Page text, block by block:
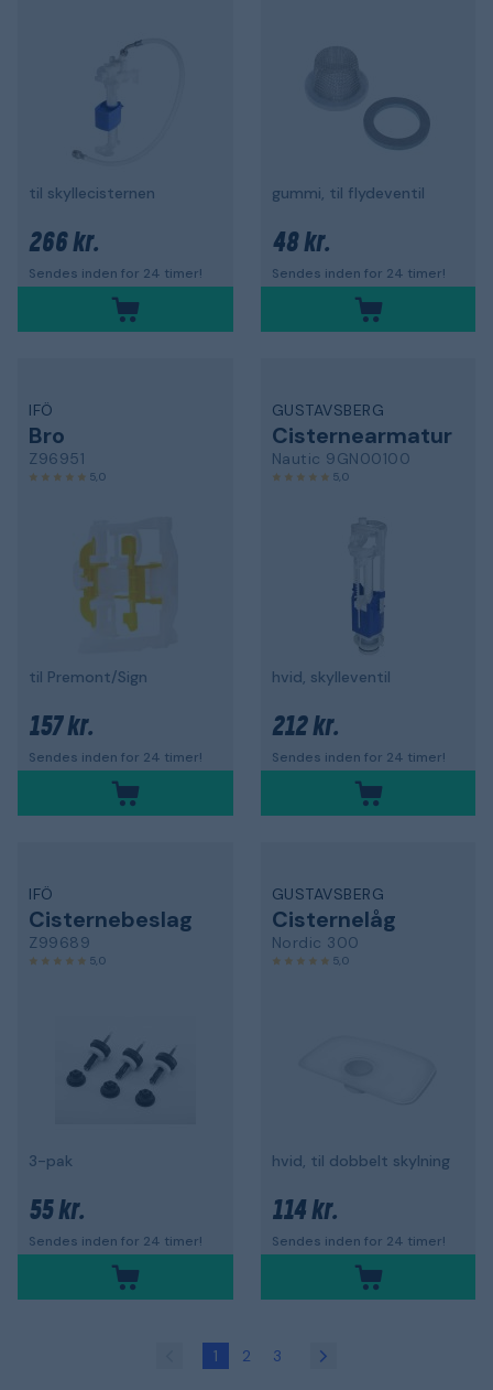
til skyllecisternen
266 kr.
Sendes inden for 24 timer!
gummi, til flydeventil
48 kr.
Sendes inden for 24 timer!
IFÖ
Bro
Z96951
5,0
til Premont/Sign
157 kr.
Sendes inden for 24 timer!
GUSTAVSBERG
Cisternearmatur
Nautic 9GN00100
5,0
hvid, skylleventil
212 kr.
Sendes inden for 24 timer!
IFÖ
Cisternebeslag
Z99689
5,0
3-pak
55 kr.
Sendes inden for 24 timer!
GUSTAVSBERG
Cisternelåg
Nordic 300
5,0
hvid, til dobbelt skylning
114 kr.
Sendes inden for 24 timer!
1 2 3